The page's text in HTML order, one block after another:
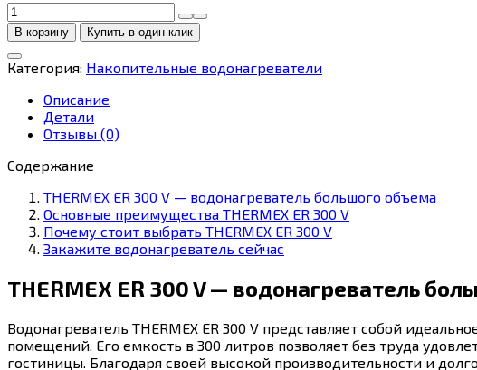
Количество
товара
THERMEX
ER
300
В корзину Купить в один клик
Категория: Накопительные водонагреватели
Описание
Детали
Отзывы (0)
Содержание
THERMEX ER 300 V — водонагреватель большого объема
Основные преимущества THERMEX ER 300 V
Почему стоит выбрать THERMEX ER 300 V
Закажите водонагреватель сейчас
THERMEX ER 300 V — водонагреватель
Водонагреватель THERMEX ER 300 V представляет собой
помещений. Его емкость в 300 литров позволяет без труда
гостиницы. Благодаря своей высокой производительности и